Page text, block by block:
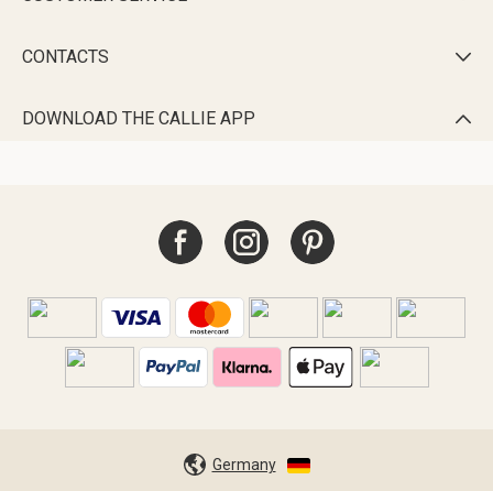
CONTACTS 
DOWNLOAD THE CALLIE APP 
Germany